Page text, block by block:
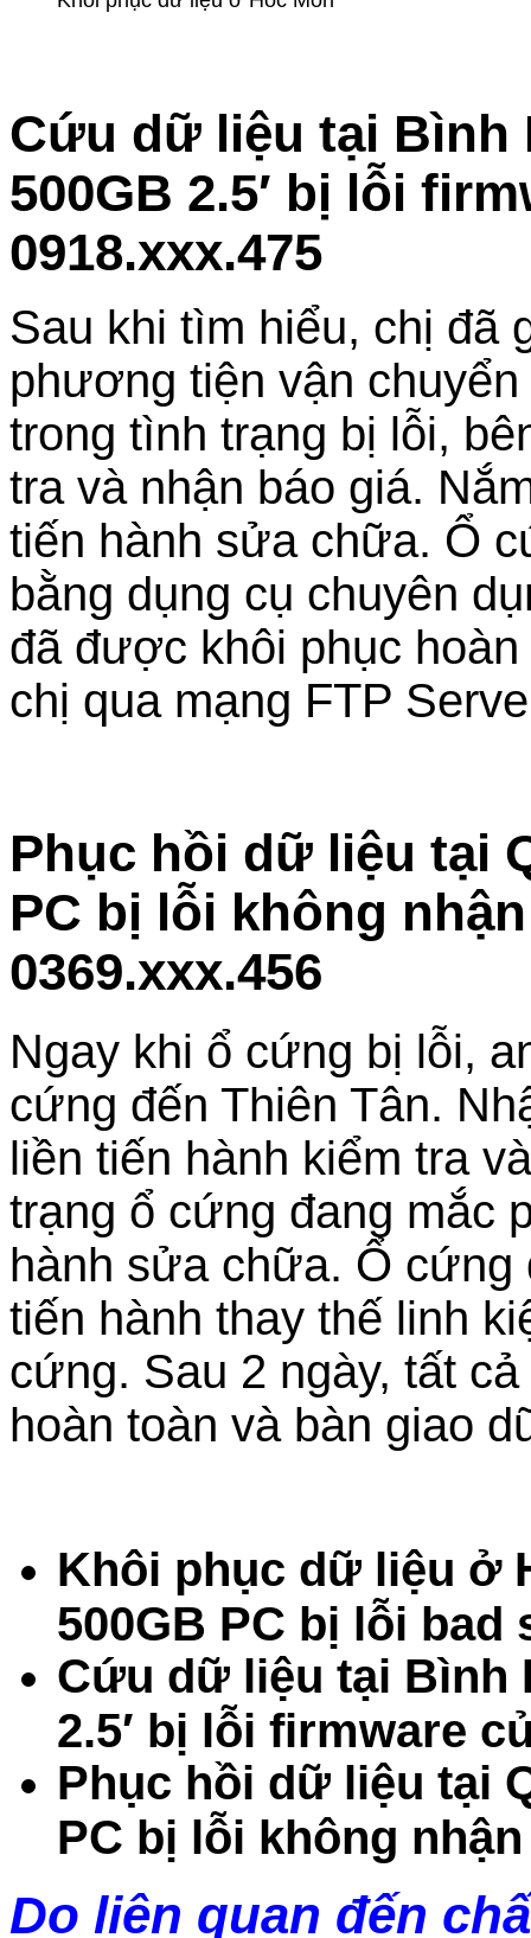
Cứu dữ liệu tại Bình
500GB 2.5′ bị lỗi
0918.xxx.475
Sau khi tìm hiểu, chị đã
phương tiện vận
trong tình trạng bị lỗi,
tra và nhận báo giá.
tiến hành sửa chữa. Ổ
bằng dụng cụ chuyên
đã được khôi phục
chị qua mạng FTP
Phục hồi dữ liệu tại
PC bị lỗi không
0369.xxx.456
Ngay khi ổ cứng bị lỗi,
cứng đến Thiên Tân.
liền tiến hành kiểm tra
trạng ổ cứng đang mắc
hành sửa chữa. Ổ
tiến hành thay thế linh
cứng. Sau 2 ngày, tất
hoàn toàn và bàn giao
Khôi phục dữ liệu ở
500GB PC bị lỗi bad
Cứu dữ liệu tại Bình
2.5′ bị lỗi firmware
Phục hồi dữ liệu tại
PC bị lỗi không
Do liên quan đến